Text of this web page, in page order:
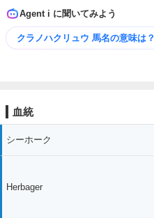
Agent i に聞いてみよう
クラノハクリュウ 馬名の意味は？
血統
シーホーク
Herbager